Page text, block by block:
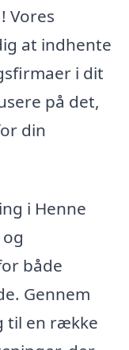
Vores
at indhente
i dit
på det,
din
i Henne
både
Gennem
til en række